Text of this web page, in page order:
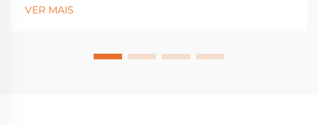
rapidamente devido ao aumento da rigidez nas
VER MAIS